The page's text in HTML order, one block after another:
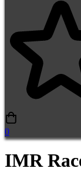
0
IMR